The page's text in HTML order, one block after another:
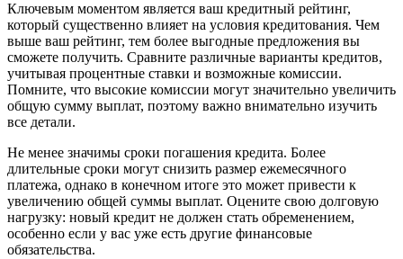
Ключевым моментом является ваш кредитный рейтинг,
который существенно влияет на условия кредитования. Чем
выше ваш рейтинг, тем более выгодные предложения вы
сможете получить. Сравните различные варианты кредитов,
учитывая процентные ставки и возможные комиссии.
Помните, что высокие комиссии могут значительно увеличить
общую сумму выплат, поэтому важно внимательно изучить
все детали.
Не менее значимы сроки погашения кредита. Более
длительные сроки могут снизить размер ежемесячного
платежа, однако в конечном итоге это может привести к
увеличению общей суммы выплат. Оцените свою долговую
нагрузку: новый кредит не должен стать обременением,
особенно если у вас уже есть другие финансовые
обязательства.